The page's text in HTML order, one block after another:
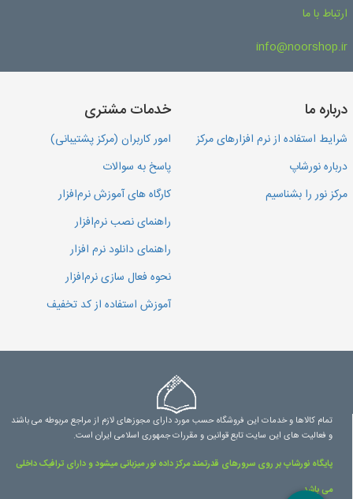
ارتباط با ما
info@noorshop.ir
درباره ما
شرایط استفاده از نرم افزارهای مرکز
درباره نورشاپ
مرکز نور را بشناسیم
خدمات مشتری
امور کاربران (مرکز پشتیبانی)
پاسخ به سوالات
کارگاه های آموزش نرم‌افزار
راهنمای نصب نرم‌افزار
راهنمای دانلود نرم افزار
نحوه فعال سازی نرم‌افزار
آموزش استفاده از کد تخفیف
تمام کالاها و خدمات این فروشگاه حسب مورد دارای مجوزهای لازم از مراجع مربوطه می باشند
و فعالیت های این سایت تابع قوانین و مقررات جمهوری اسلامی ایران است.
پایگاه نورشاپ بر روی سرورهای قدرتمند مرکز داده نور میزبانی میشود و دارای ترافیک داخلی
می باشد.